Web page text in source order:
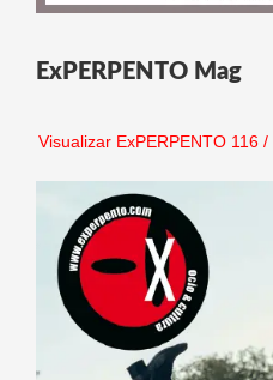
ExPERPENTO Mag
Visualizar ExPERPENTO 116/